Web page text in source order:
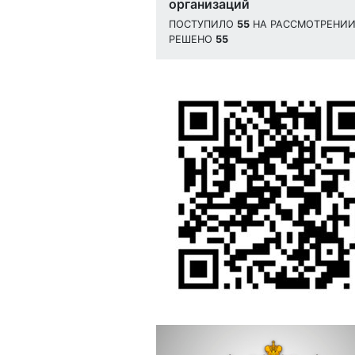
организаций
ПОСТУПИЛО 55 НА
РЕШЕНО 55